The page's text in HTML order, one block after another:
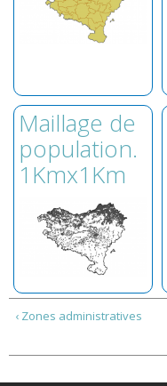
Maillage de
population.
1Kmx1Km
‹ Zones administratives